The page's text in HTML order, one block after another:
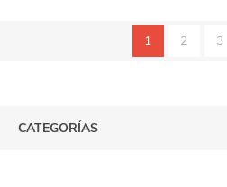
1 2 3
CATEGORÍAS